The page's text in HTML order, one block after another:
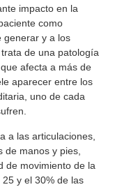
impacto en la
como
generar y a los
de una patología
afecta a más de
aparecer entre los
uno de cada
a las articulaciones,
de manos y pies,
de movimiento de la
y el 30% de las